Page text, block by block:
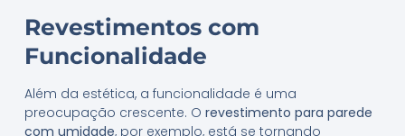
Revestimentos com
Funcionalidade
Além da estética, a funcionalidade é uma
preocupação crescente. O revestimento para parede
com umidade, por exemplo, está se tornando
Orçamento imediato via WhatsApp